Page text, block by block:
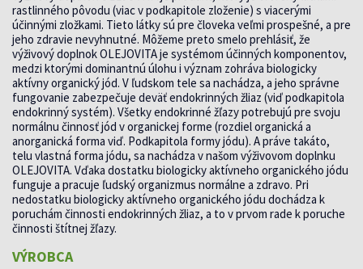
rastlinného pôvodu (viac v podkapitole zloženie) s viacerými
účinnými zložkami. Tieto látky sú pre človeka veľmi prospešné, a pre
jeho zdravie nevyhnutné. Môžeme preto smelo prehlásiť, že
výživový doplnok OLEJOVITA je systémom účinných komponentov,
medzi ktorými dominantnú úlohu i význam zohráva biologicky
aktívny organický jód. V ľudskom tele sa nachádza, a jeho správne
fungovanie zabezpečuje deväť endokrinných žliaz (viď podkapitola
endokrinný systém). Všetky endokrinné žľazy potrebujú pre svoju
normálnu činnosť jód v organickej forme (rozdiel organická a
anorganická forma viď. Podkapitola formy jódu). A práve takáto,
telu vlastná forma jódu, sa nachádza v našom výživovom doplnku
OLEJOVITA. Vďaka dostatku biologicky aktívneho organického jódu
funguje a pracuje ľudský organizmus normálne a zdravo. Pri
nedostatku biologicky aktívneho organického jódu dochádza k
poruchám činnosti endokrinných žliaz, a to v prvom rade k poruche
činnosti štítnej žľazy.
VÝROBCA